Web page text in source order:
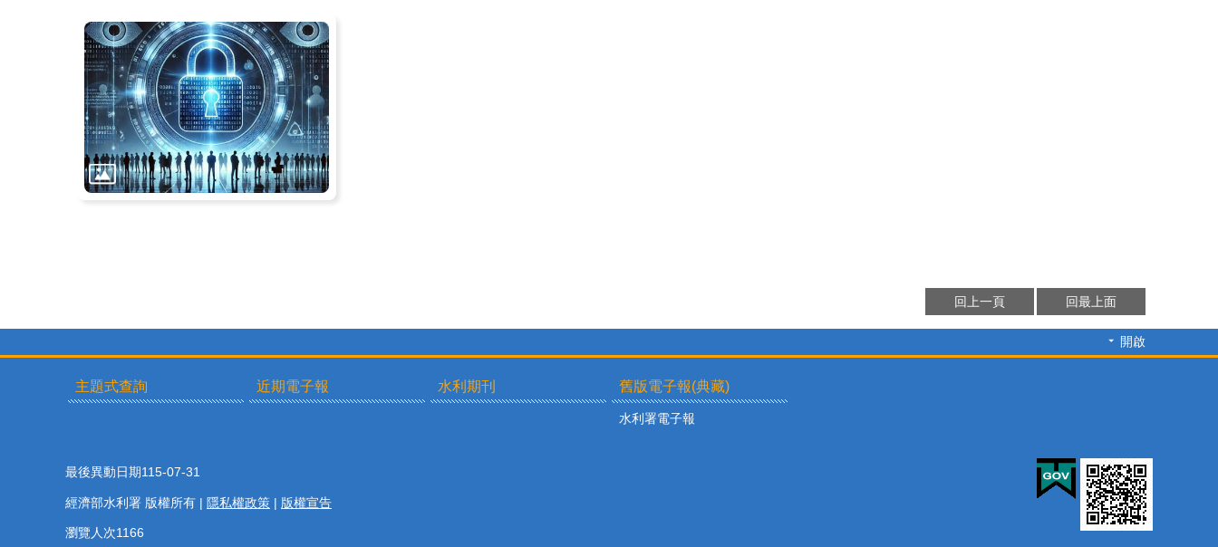
回上一頁 回最上面
開啟
主題式查詢 近期電子報 水利期刊 舊版電子報(典藏)
水利署電子報
最後異動日期115-07-31
經濟部水利署 版權所有 | 隱私權政策 | 版權宣告
瀏覽人次1166